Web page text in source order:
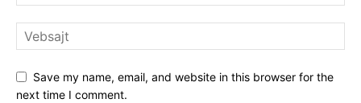
Save my name, email, and website in this browser for the
next time I comment.